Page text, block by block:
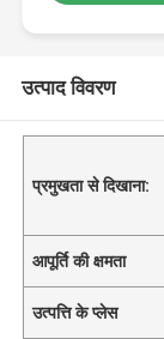
उत्पाद विवरण
प्रमुखता से दिखाना:
आपूर्ति की क्षमता
उत्पत्ति के प्लेस